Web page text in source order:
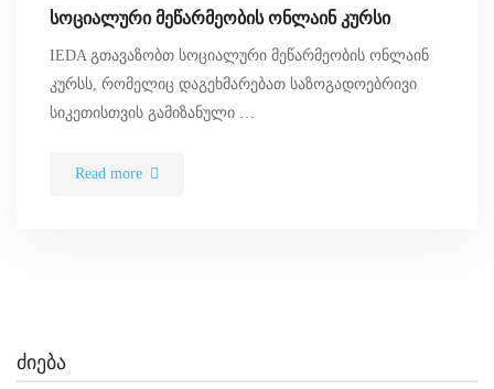
სოციალური მეწარმეობის ონლაინ კურსი
IEDA გთავაზობთ სოციალური მეწარმეობის ონლაინ
კურსს, რომელიც დაგეხმარებათ საზოგადოებრივი
სიკეთისთვის გამიზანული …
Read more
ძიება